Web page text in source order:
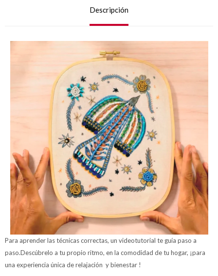
Descripción
Para aprender las técnicas correctas, un videotutorial te guía paso a
paso.Descúbrelo a tu propio ritmo, en la comodidad de tu hogar, ¡para
una experiencia única de relajación y bienestar !